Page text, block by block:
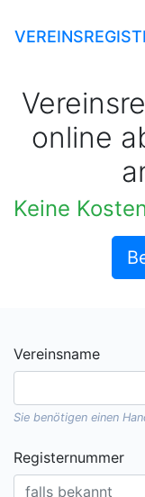
online
Vereinsname
Sie benötigen einen
Registernummer